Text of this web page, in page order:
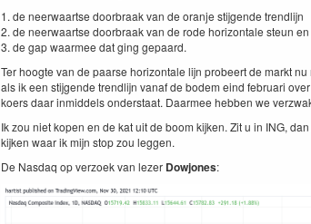
1. de neer­waartse door­braak van de oran­je sti­j­gende trendli­jn
2. de neer­waartse door­braak van de rode hor­i­zon­tale ste­un en
3. de gap waarmee dat ging gepaard.
Ter hoogte van de paarse hor­i­zon­tale lijn probeert de markt
als ik een sti­j­gende trendli­jn vanaf de bodem eind feb­ru­ari
koers daar inmid­dels onder­staat. Daarmee hebben we
Ik zou niet kopen en de kat uit de boom kijken. Zit u in ING,
kijken waar ik mijn stop zou leggen.
De Nas­daq op ver­zoek van lez­er Dowjones: